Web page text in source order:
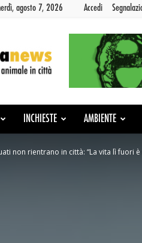
agosto 7, 2026 Accedi
INCHIESTE AMBIENTE
non rientrano in città: “La vita lì fuori